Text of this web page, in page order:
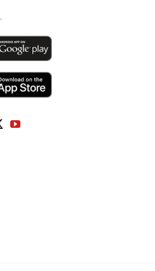
Greek
Latvian
Portuguese
Russian